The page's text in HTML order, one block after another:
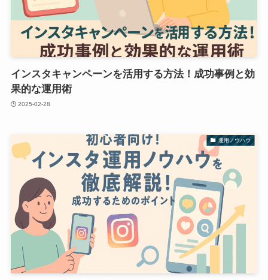
インスタキャンペーンを活用する方法！成功事例と効
果的な運用術
2025-02-28
運用ノウハウ